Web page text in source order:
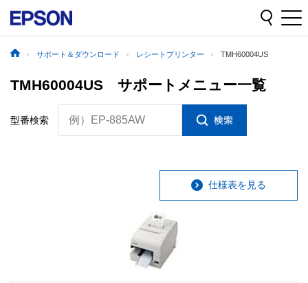
サポート＆ダウンロード レシートプリンター TMH60004US
TMH60004US サポートメニュー一覧
型番検索 例）EP-885AW
仕様表を見る